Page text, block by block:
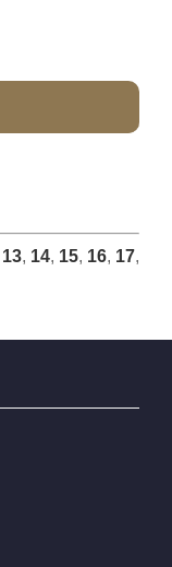
13, 14, 15, 16, 17,